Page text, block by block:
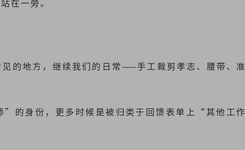
在一旁。
的地方，继续我们的日常——手工裁剪孝志、腰带、准
的身份，更多时候是被归类于回馈表单上“其他工作